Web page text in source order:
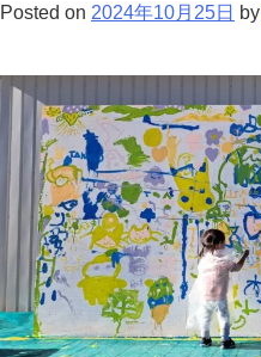
Posted on 2024年10月25日 by